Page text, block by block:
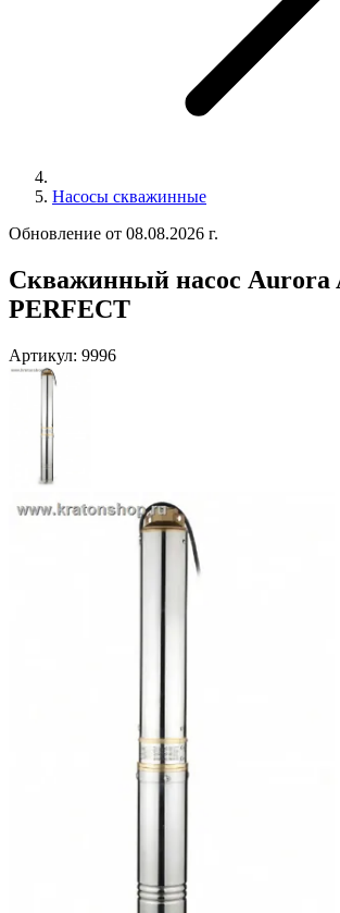
Насосы скважинные
Обновление от 08.08.2026 г.
Скважинный насос Aurora
PERFECT
Артикул: 9996